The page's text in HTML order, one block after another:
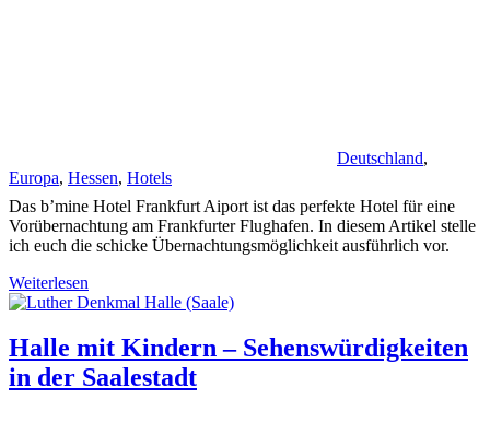
Deutschland,
Europa, Hessen, Hotels
Das b’mine Hotel Frankfurt Aiport ist das perfekte Hotel für eine
Vorübernachtung am Frankfurter Flughafen. In diesem Artikel stelle
ich euch die schicke Übernachtungsmöglichkeit ausführlich vor.
Weiterlesen
Halle mit Kindern – Sehenswürdigkeiten
in der Saalestadt